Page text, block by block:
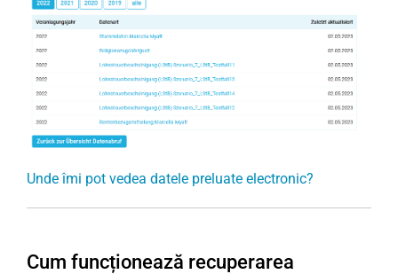
Unde îmi pot vedea datele preluate electronic?
Cum funcționează recuperarea